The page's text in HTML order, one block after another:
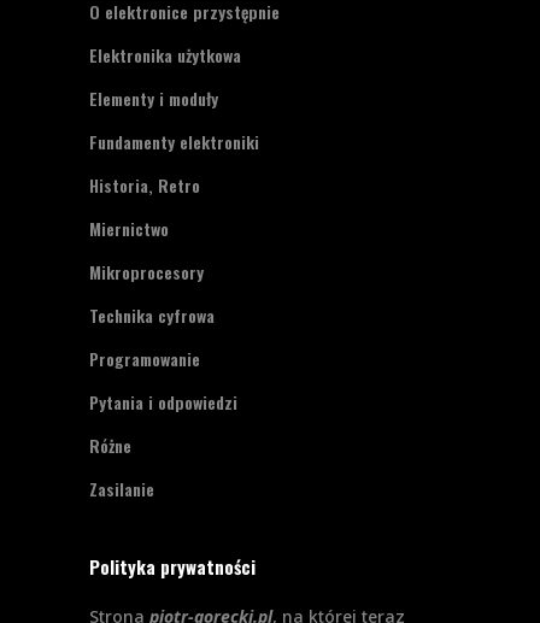
O elektronice przystępnie
Elektronika użytkowa
Elementy i moduły
Fundamenty elektroniki
Historia, Retro
Miernictwo
Mikroprocesory
Technika cyfrowa
Programowanie
Pytania i odpowiedzi
Różne
Zasilanie
Polityka prywatności
Strona piotr-gorecki.pl, na której teraz